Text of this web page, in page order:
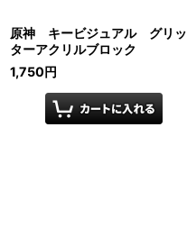
原神 キービジュアル グリッ
ターアクリルブロック
1,750円